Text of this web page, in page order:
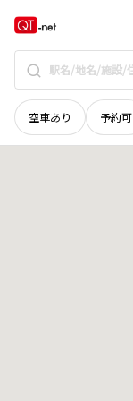
空車あり 予約可
宮城県